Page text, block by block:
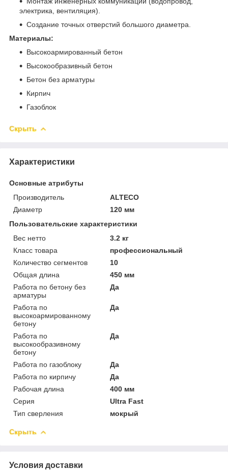
электрика, вентиляция).
Создание точных отверстий большого диаметра.
Материалы:
Высокоармированный бетон
Высокообразивный бетон
Бетон без арматуры
Кирпич
Газоблок
Скрыть
Характеристики
Основные атрибуты
Производитель
ALTECO
Диаметр
120 мм
Пользовательские характеристики
Вес нетто
3.2 кг
Класс товара
профессиональный
Количество сегментов
10
Общая длина
450 мм
Работа по бетону без
арматуры
Да
Работа по
высокоармированному
бетону
Да
Работа по
высокообразивному
бетону
Да
Работа по газоблоку
Да
Работа по кирпичу
Да
Рабочая длина
400 мм
Серия
Ultra Fast
Тип сверления
мокрый
Скрыть
Условия доставки